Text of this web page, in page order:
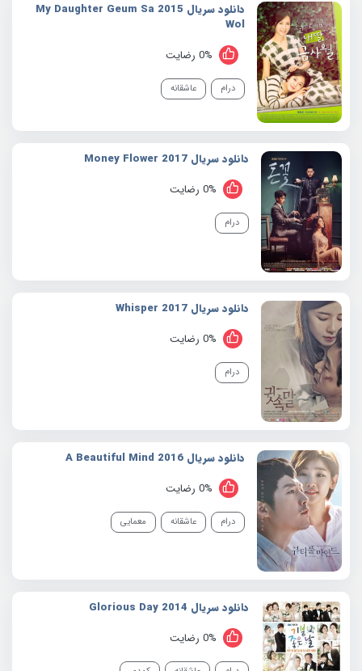
دانلود سریال 2015 My Daughter Geum Sa
Wol
0% رضایت
درام عاشقانه
دانلود سریال 2017 Money Flower
0% رضایت
درام
دانلود سریال 2017 Whisper
0% رضایت
درام
دانلود سریال 2016 A Beautiful Mind
0% رضایت
درام عاشقانه معمایی
دانلود سریال 2014 Glorious Day
0% رضایت